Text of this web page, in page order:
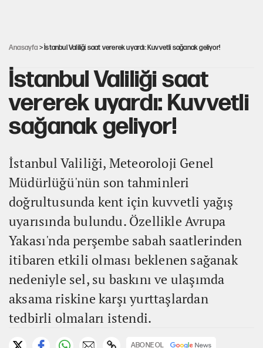
Anasayfa > İstanbul Valiliği saat vererek uyardı: Kuvvetli sağanak geliyor!
İstanbul Valiliği saat
vererek uyardı: Kuvvetli
sağanak geliyor!
İstanbul Valiliği, Meteoroloji Genel
Müdürlüğü'nün son tahminleri
doğrultusunda kent için kuvvetli yağış
uyarısında bulundu. Özellikle Avrupa
Yakası'nda perşembe sabah saatlerinden
itibaren etkili olması beklenen sağanak
nedeniyle sel, su baskını ve ulaşımda
aksama riskine karşı yurttaşlardan
tedbirli olmaları istendi.
ABONE OL